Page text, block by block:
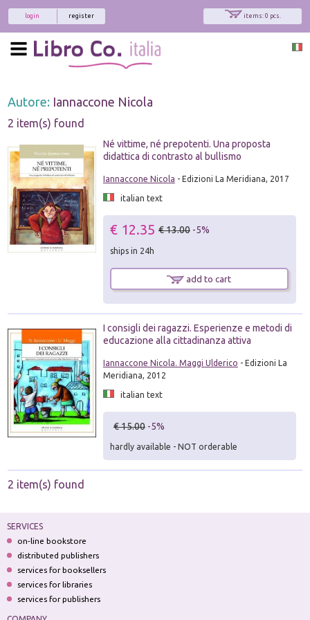
items: 0 pcs.
register
login
Autore: Iannaccone Nicola
2 item(s) found
Né vittime, né prepotenti. Una proposta
didattica di contrasto al bullismo
Iannaccone Nicola - Edizioni La Meridiana, 2017
italian text
€ 12.35 € 13.00 -5%
ships in 24h
add to cart
I consigli dei ragazzi. Esperienze e metodi di
educazione alla cittadinanza attiva
Iannaccone Nicola. Maggi Ulderico - Edizioni La
Meridiana, 2012
italian text
€ 15.00 -5%
hardly available - NOT orderable
2 item(s) found
SERVICES
on-line bookstore
distributed publishers
services for booksellers
services for libraries
services for publishers